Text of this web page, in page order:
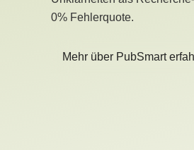
0% Fehlerquote.
Mehr über PubSmart